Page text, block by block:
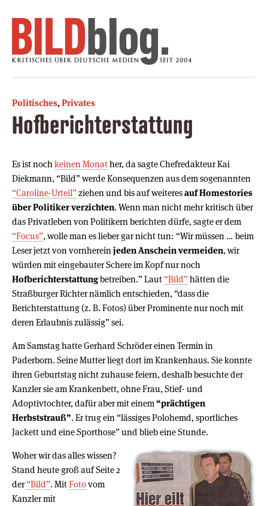
Politisches,Privates
Hofberichterstattung
Es ist noch keinen Monather, da sagte Chefredakteur Kai
Diekmann, “Bild” werde Konsequenzen aus dem sogenannten
“Caroline-Urteil” ziehen und bis auf weiteresauf Homestories
über Politiker verzichten. Wenn man nicht mehr kritisch über
das Privatleben von Politikern berichten dürfe, sagte er dem
“Focus”, wolle man es lieber gar nicht tun: “Wir müssen … beim
Leser jetzt von vornherein jeden Anschein vermeiden, wir
würden mit eingebauter Schere im Kopf nur noch
Hofberichterstattungbetreiben.” Laut “Bild”hätten die
Straßburger Richter nämlich entschieden, “dass die
Berichterstattung (z. B. Fotos) über Prominente nur noch mit
deren Erlaubnis zulässig” sei.
Am Samstag hatte Gerhard Schröder einen Termin in
Paderborn. Seine Mutter liegt dort im Krankenhaus. Sie konnte
ihren Geburtstag nicht zuhause feiern, deshalb besuchte der
Kanzler sie am Krankenbett, ohne Frau, Stief- und
Adoptivtochter, dafür aber mit einem“prächtigen
Herbststrauß”. Er trug ein “lässiges Polohemd, sportliches
Jackett und eine Sporthose” und blieb eine Stunde.
Woher wir das alles wissen?
Stand heute groß auf Seite 2
der“Bild”. MitFotovom
Kanzler mit